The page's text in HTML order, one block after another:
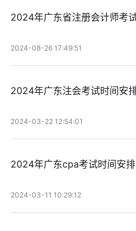
2024年广东省注册会计师考
2024-08-26 17:49:51
2024年广东注会考试时间安
2024-03-22 12:54:01
2024年广东cpa考试时间安
2024-03-11 10:29:12